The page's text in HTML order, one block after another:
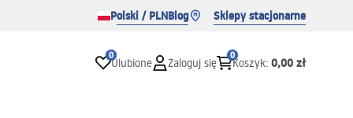
Polski / PLNBlog Sklepy stacjonarne
0
Ulubione Zaloguj się
0
Koszyk: 0,00 zł